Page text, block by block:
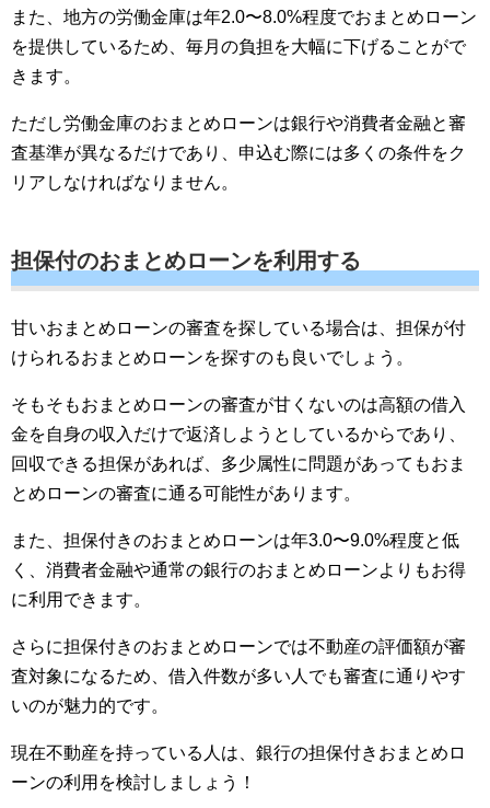
また、地方の労働金庫は年2.0〜8.0%程度でおまとめローン
を提供しているため、毎月の負担を大幅に下げることがで
きます。
ただし労働金庫のおまとめローンは銀行や消費者金融と審
査基準が異なるだけであり、申込む際には多くの条件をク
リアしなければなりません。
担保付のおまとめローンを利用する
甘いおまとめローンの審査を探している場合は、担保が付
けられるおまとめローンを探すのも良いでしょう。
そもそもおまとめローンの審査が甘くないのは高額の借入
金を自身の収入だけで返済しようとしているからであり、
回収できる担保があれば、多少属性に問題があってもおま
とめローンの審査に通る可能性があります。
また、担保付きのおまとめローンは年3.0〜9.0%程度と低
く、消費者金融や通常の銀行のおまとめローンよりもお得
に利用できます。
さらに担保付きのおまとめローンでは不動産の評価額が審
査対象になるため、借入件数が多い人でも審査に通りやす
いのが魅力的です。
現在不動産を持っている人は、銀行の担保付きおまとめロ
ーンの利用を検討しましょう！